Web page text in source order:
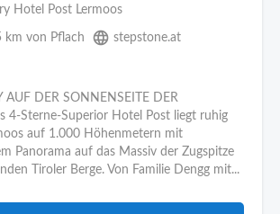
Hotel Post Lermoos
km von Pflach language stepstone.at
AUF DER SONNENSEITE DER
4-Sterne-Superior Hotel Post liegt ruhig
auf 1.000 Höhenmetern mit
Panorama auf das Massiv der Zugspitze
Tiroler Berge. Von Familie Dengg mit...